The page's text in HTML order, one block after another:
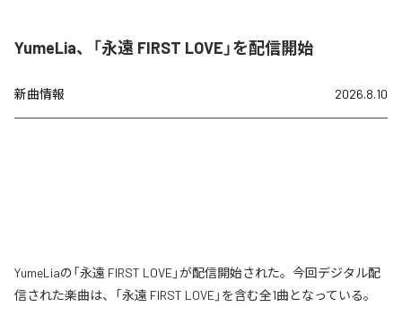
YumeLia、「永遠 FIRST LOVE」を配信開始
新曲情報 2026.8.10
YumeLiaの「永遠 FIRST LOVE」が配信開始された。今回デジタル配
信された楽曲は、「永遠 FIRST LOVE」を含む全1曲となっている。